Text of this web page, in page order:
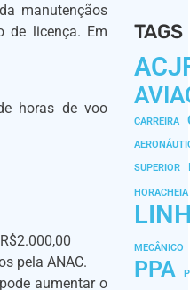
manutençãos
de licença. Em
horas de voo
pela ANAC.
aumentar o
TAGS
CARREIRA
SUPERIOR
HORACHEIA
MECÂNICO
PPA